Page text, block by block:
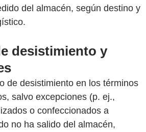
del almacén, según destino y
desistimiento y
de desistimiento en los términos
salvo excepciones (p. ej.,
o confeccionados a
no ha salido del almacén,